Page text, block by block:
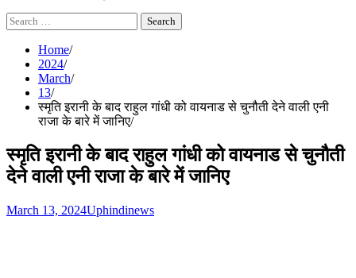
Search
for:
Home
2024
March
13
स्मृति इरानी के बाद राहुल गांधी को वायनाड से चुनौती देने वाली एनी
राजा के बारे में जानिए
स्मृति इरानी के बाद राहुल गांधी को वायनाड से चुनौती
देने वाली एनी राजा के बारे में जानिए
March 13, 2024Uphindinews